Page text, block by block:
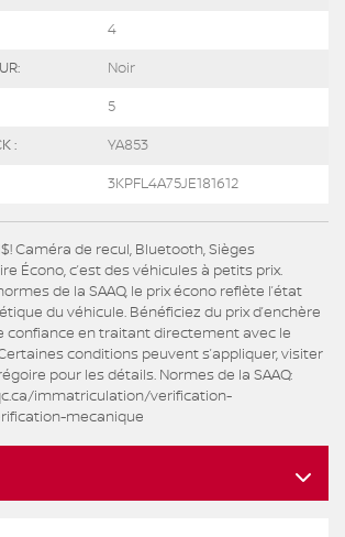
4
Noir
5
: YA853
3KPFL4A75JE181612
Caméra de recul, Bluetooth, Sièges
Écono, c’est des véhicules à petits prix.
de la SAAQ, le prix écono reflète l’état
du véhicule. Bénéficiez du prix d’enchère
confiance en traitant directement avec le
conditions peuvent s’appliquer, visiter
pour les détails. Normes de la SAAQ:
immatriculation/verification-
mecanique